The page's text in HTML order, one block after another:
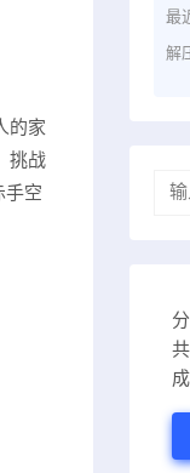
的家
挑战
手空
最
解